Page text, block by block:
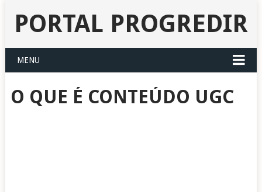
PORTAL PROGREDIR
MENU
O QUE É CONTEÚDO UGC